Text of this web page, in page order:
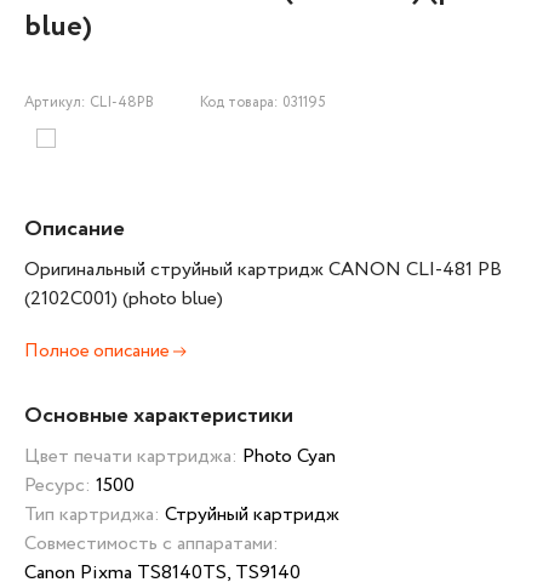
blue)
Артикул: CLI-48PB Код товара: 031195
Описание
Оригинальный струйный картридж CANON CLI-481 PB
(2102C001) (photo blue)
Полное описание
Основные характеристики
Цвет печати картриджа: Photo Cyan
Ресурс: 1500
Тип картриджа: Струйный картридж
Совместимость с аппаратами:
Canon Pixma TS8140TS, TS9140